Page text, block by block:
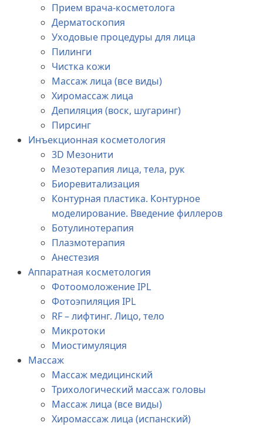
Прием врача-косметолога
Дерматоскопия
Уходовые процедуры для лица
Пилинги
Чистка кожи
Массаж лица (все виды)
Хиромассаж лица
Депиляция (воск, шугаринг)
Пирсинг
Инъекционная косметология
3D Мезонити
Мезотерапия лица, тела, рук
Биоревитализация
Контурная пластика. Контурное
моделирование. Введение филлеров
Ботулинотерапия
Плазмотерапия
Анестезия
Аппаратная косметология
Фотоомоложение IPL
Фотоэпиляция IPL
RF – лифтинг. Лицо, тело
Микротоки
Миостимуляция
Массаж
Массаж медицинский
Трихологический массаж головы
Массаж лица (все виды)
Хиромассаж лица (испанский)